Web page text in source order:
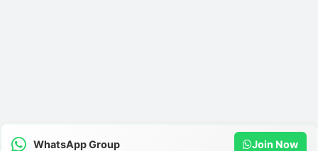
WhatsApp Group Join Now